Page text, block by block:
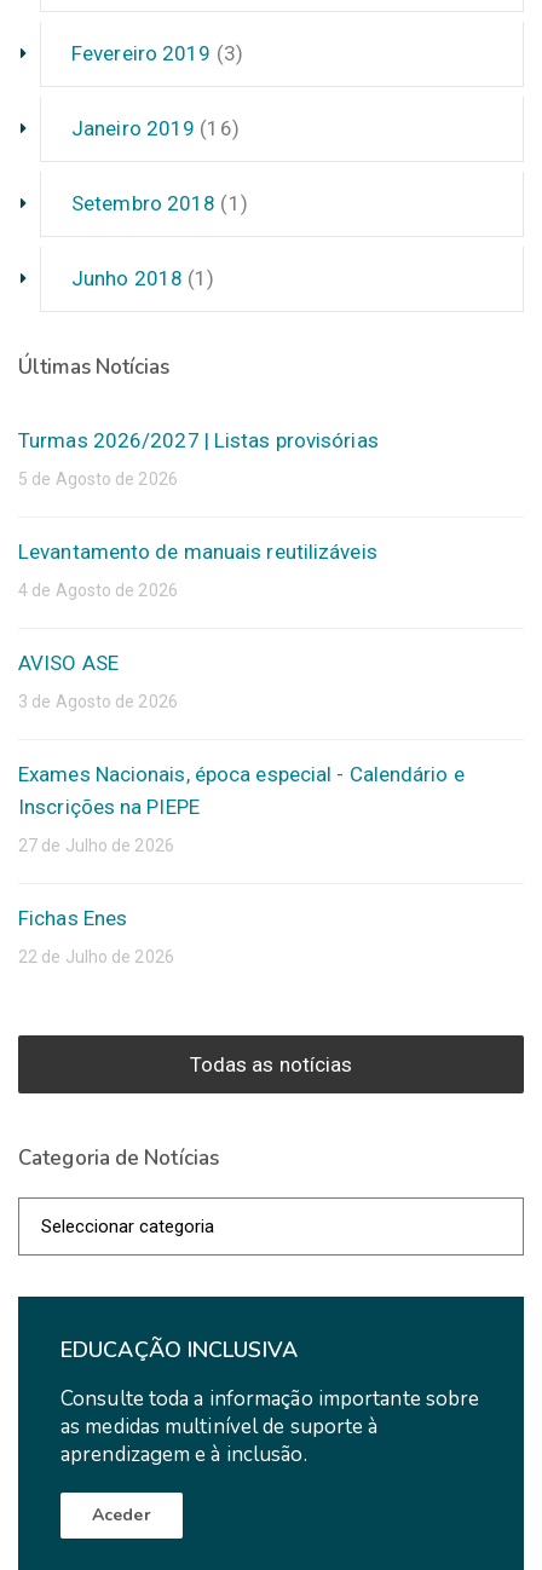
Fevereiro 2019 (3)
Janeiro 2019 (16)
Setembro 2018 (1)
Junho 2018 (1)
Últimas Notícias
Turmas 2026/2027 | Listas provisórias
5 de Agosto de 2026
Levantamento de manuais reutilizáveis
4 de Agosto de 2026
AVISO ASE
3 de Agosto de 2026
Exames Nacionais, época especial - Calendário e
Inscrições na PIEPE
27 de Julho de 2026
Fichas Enes
22 de Julho de 2026
Todas as notícias
Categoria de Notícias
EDUCAÇÃO INCLUSIVA
Consulte toda a informação importante sobre
as medidas multinível de suporte à
aprendizagem e à inclusão.
Aceder